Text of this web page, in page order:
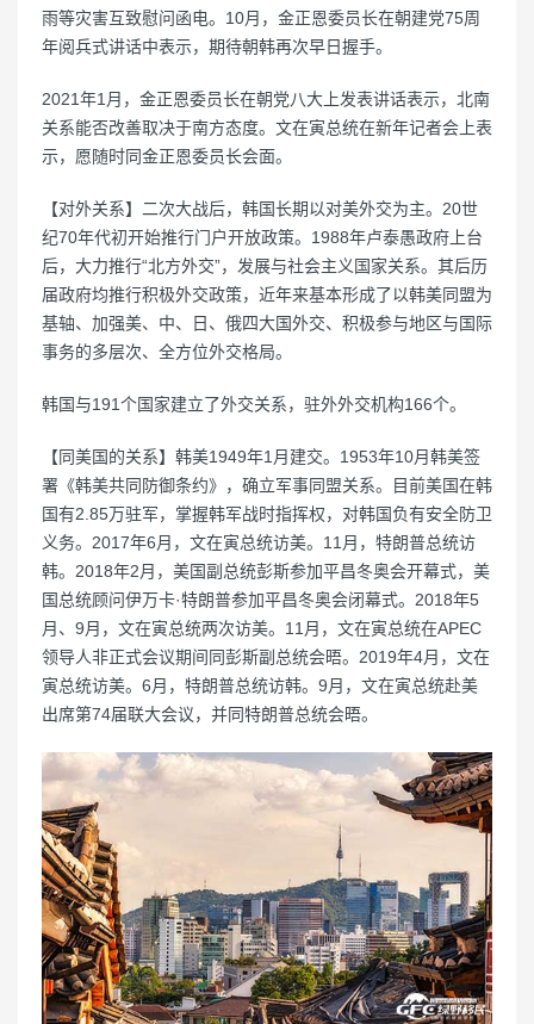
雨等灾害互致慰问函电。10月，金正恩委员长在朝建党75周
年阅兵式讲话中表示，期待朝韩再次早日握手。
2021年1月，金正恩委员长在朝党八大上发表讲话表示，北南
关系能否改善取决于南方态度。文在寅总统在新年记者会上表
示，愿随时同金正恩委员长会面。
【对外关系】二次大战后，韩国长期以对美外交为主。20世
纪70年代初开始推行门户开放政策。1988年卢泰愚政府上台
后，大力推行“北方外交”，发展与社会主义国家关系。其后历
届政府均推行积极外交政策，近年来基本形成了以韩美同盟为
基轴、加强美、中、日、俄四大国外交、积极参与地区与国际
事务的多层次、全方位外交格局。
韩国与191个国家建立了外交关系，驻外外交机构166个。
【同美国的关系】韩美1949年1月建交。1953年10月韩美签
署《韩美共同防御条约》，确立军事同盟关系。目前美国在韩
国有2.85万驻军，掌握韩军战时指挥权，对韩国负有安全防卫
义务。2017年6月，文在寅总统访美。11月，特朗普总统访
韩。2018年2月，美国副总统彭斯参加平昌冬奥会开幕式，美
国总统顾问伊万卡·特朗普参加平昌冬奥会闭幕式。2018年5
月、9月，文在寅总统两次访美。11月，文在寅总统在APEC
领导人非正式会议期间同彭斯副总统会晤。2019年4月，文在
寅总统访美。6月，特朗普总统访韩。9月，文在寅总统赴美
出席第74届联大会议，并同特朗普总统会晤。